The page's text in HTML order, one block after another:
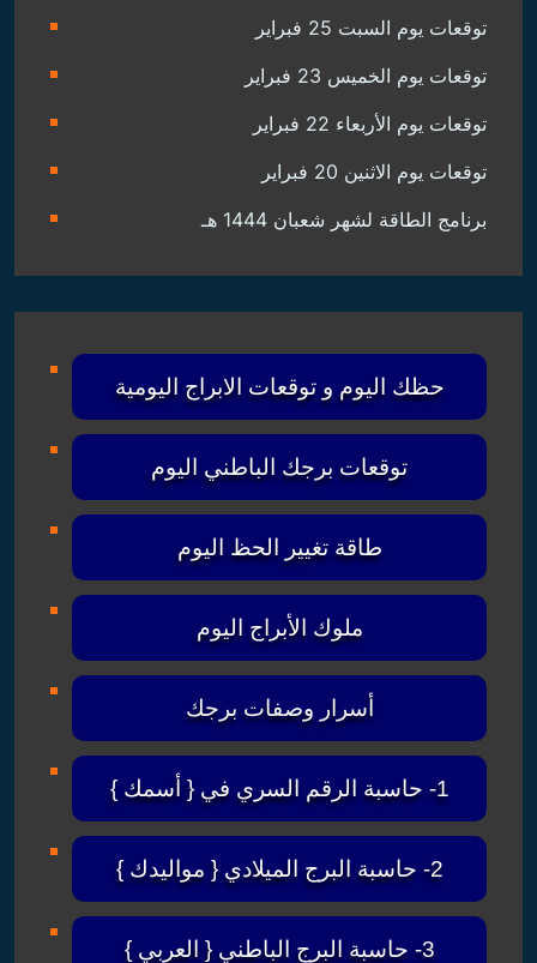
توقعات يوم السبت 25 فبراير
توقعات يوم الخميس 23 فبراير
توقعات يوم الأربعاء 22 فبراير
توقعات يوم الاثنين 20 فبراير
برنامج الطاقة لشهر شعبان 1444 هـ
حظك اليوم و توقعات الابراج اليومية
توقعات برجك الباطني اليوم
طاقة تغيير الحظ اليوم
ملوك الأبراج اليوم
أسرار وصفات برجك
1- حاسبة الرقم السري في { أسمك }
2- حاسبة البرج الميلادي { مواليدك }
3- حاسبة البرج الباطني { العربي }